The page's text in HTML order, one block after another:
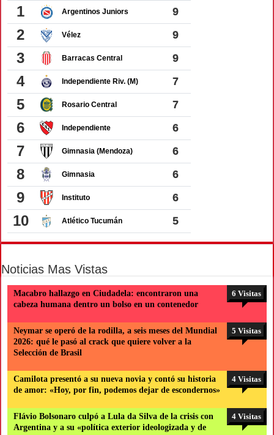
Noticias Mas Vistas
Macabro hallazgo en Ciudadela: encontraron una
cabeza humana dentro un bolso en un contenedor
6 Visitas
Neymar se operó de la rodilla, a seis meses del Mundial
2026: qué le pasó al crack que quiere volver a la
Selección de Brasil
5 Visitas
Camilota presentó a su nueva novia y contó su historia
de amor: «Hoy, por fin, podemos dejar de escondernos»
4 Visitas
Flávio Bolsonaro culpó a Lula da Silva de la crisis con
Argentina y a su «política exterior ideologizada y de
4 Visitas